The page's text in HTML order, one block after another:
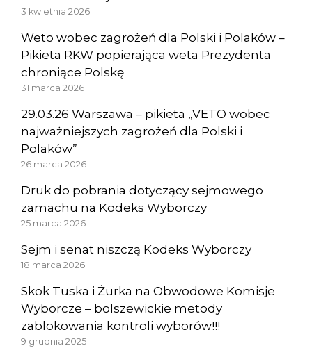
3 kwietnia 2026
Weto wobec zagrożeń dla Polski i Polaków –
Pikieta RKW popierająca weta Prezydenta
chroniące Polskę
31 marca 2026
29.03.26 Warszawa – pikieta „VETO wobec
najważniejszych zagrożeń dla Polski i
Polaków”
26 marca 2026
Druk do pobrania dotyczący sejmowego
zamachu na Kodeks Wyborczy
25 marca 2026
Sejm i senat niszczą Kodeks Wyborczy
18 marca 2026
Skok Tuska i Żurka na Obwodowe Komisje
Wyborcze – bolszewickie metody
zablokowania kontroli wyborów!!!
9 grudnia 2025